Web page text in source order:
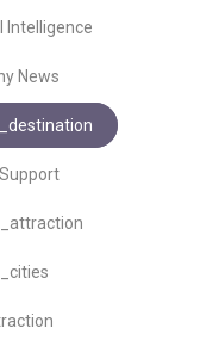
Intelligence
News
Support